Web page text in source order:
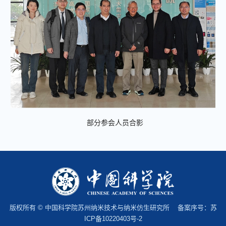
部分参会人员合影
版权所有 © 中国科学院苏州纳米技术与纳米仿生研究所 备案序号： 苏
ICP备10220403号-2